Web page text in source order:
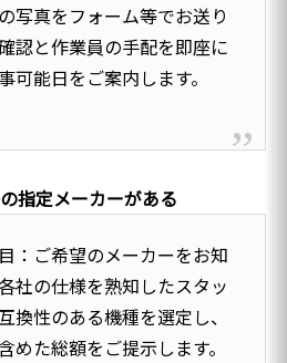
写真をフォーム等でお送り
認と作業員の手配を即座に
可能日をご案内します。
指定メーカーがある
：ご希望のメーカーをお知
社の仕様を熟知したスタッ
換性のある機種を選定し、
めた総額をご提示します。